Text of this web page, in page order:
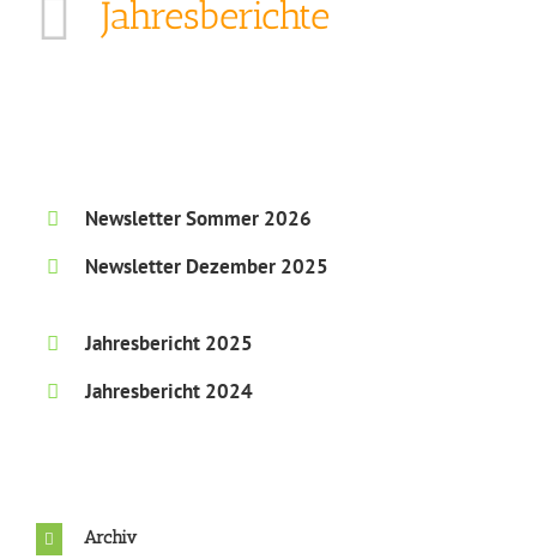
Jahresberichte
Newsletter Sommer 2026
Newsletter Dezember 2025
Jahresbericht 2025
Jahresbericht 2024
Archiv